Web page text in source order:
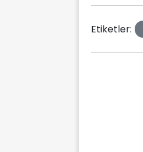
Etiketler: